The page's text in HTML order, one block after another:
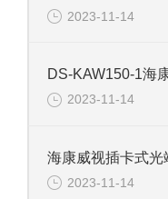
2023-11-14
2023-11-14
2023-11-14